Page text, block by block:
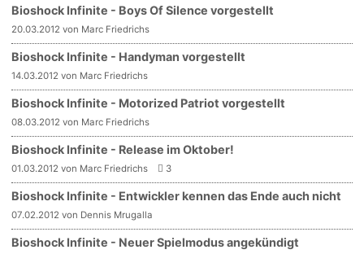
Bioshock Infinite - Boys Of Silence vorgestellt
20.03.2012 von Marc Friedrichs
Bioshock Infinite - Handyman vorgestellt
14.03.2012 von Marc Friedrichs
Bioshock Infinite - Motorized Patriot vorgestellt
08.03.2012 von Marc Friedrichs
Bioshock Infinite - Release im Oktober!
01.03.2012 von Marc Friedrichs 3
Bioshock Infinite - Entwickler kennen das Ende auch nicht
07.02.2012 von Dennis Mrugalla
Bioshock Infinite - Neuer Spielmodus angekündigt